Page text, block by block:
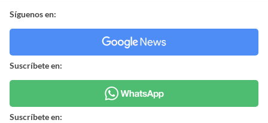
Síguenos en:
Suscríbete en:
Suscríbete en: